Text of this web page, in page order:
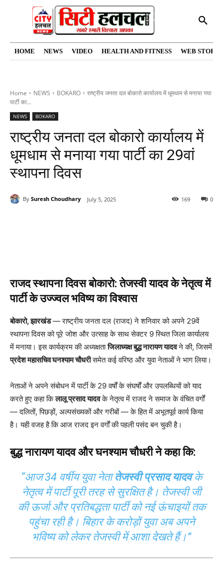
HOME NEWS VIDEO HEALTH AND FITNESS WEB
Home NEWS BOKARO
राष्ट्रीय जनता दल बोकारो कार्यालय में धूमधाम से मनाया गया
पार्टी का...
NEWS BOKARO
राष्ट्रीय जनता दल बोकारो कार्यालय में
धूमधाम से मनाया गया पार्टी का 29वां
स्थापना दिवस
By Suresh Choudhary July 5, 2025 0
169
राजद स्थापना दिवस बोकारो: तेजस्वी यादव के नेतृत्व में
पार्टी के उज्ज्वल भविष्य का विश्वास
बोकारो, झारखंड— राष्ट्रीय जनता दल (राजद) ने शनिवार को अपने 29वें
स्थापना दिवस को पूरे जोश और उत्साह के साथ सेक्टर 9 स्थित जिला कार्यालय
में मनाया। इस कार्यक्रम की अध्यक्षताजिलाध्यक्ष बुद्ध नारायण यादवने की, जिसमें
प्रदेश महासचिव घनश्याम चौधरीसमेत कई वरिष्ठ और युवा नेताओं ने भाग लिया।
नेताओं ने अपने संबोधन में पार्टी के 29 वर्षों के संघर्षों और उपलब्धियों को याद
करते हुए कहा किलालू प्रसाद यादवके नेतृत्व में राजद ने समाज के वंचित वर्गों
— दलितों, पिछड़ों, अल्पसंख्यकों और गरीबों — के हित में अभूतपूर्व कार्य किया
है। यही वजह है कि आज राजद इन वर्गों की पहली पसंद बन चुकी है।
बुद्ध नारायण यादव और घनश्याम चौधरी ने कहा कि:
“आज 34 वर्षीय युवा नेतातेजस्वी प्रसाद यादवके
नेतृत्व में पार्टी पूरी तरह से सुरक्षित है। तेजस्वी जी
की ऊर्जा और प्रतिबद्धता पार्टी को नई ऊंचाइयों तक
पहुंचा रही है। बिहार के करोड़ों युवा अब अपने
भविष्य को लेकर तेजस्वी में आशा देखते हैं।”